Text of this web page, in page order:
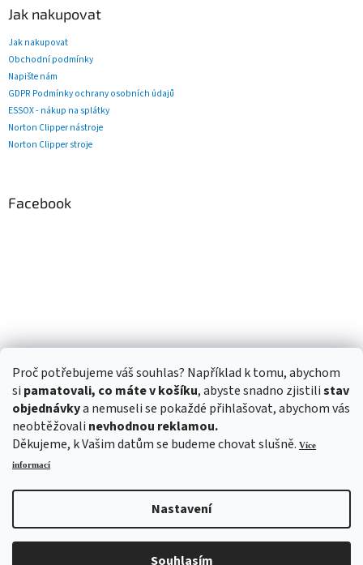
Proč potřebujeme váš souhlas? Například k tomu, abychom
si pamatovali, co máte v košíku, abyste snadno zjistilistav
objednávkya nemuseli se pokaždé přihlašovat, abychom vás
neobtěžovali nevhodnou reklamou.
Děkujeme, k Vašim datům se budeme chovat slušně. Více
informací
Nastavení
Souhlasím
Jak nakupovat
Jak nakupovat
Obchodní podmínky
Napište nám
GDPR Podmínky ochrany osobních údajů
ESSOX - nákup na splátky
Norton Clipper nástroje
Norton Clipper stroje
Facebook
Vytvořil Shoptet